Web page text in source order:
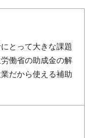
とって大きな課題
働省の助成金の解
だから使える補助